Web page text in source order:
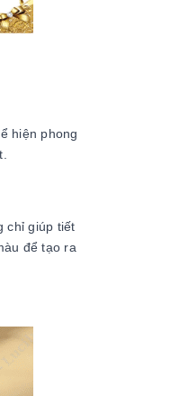
hiện phong
chỉ giúp tiết
để tạo ra